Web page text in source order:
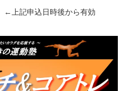
←上記申込日時後から有効